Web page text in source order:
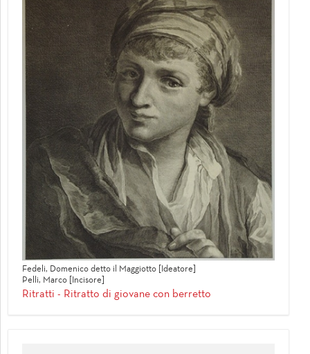
Fedeli, Domenico detto il Maggiotto [Ideatore]
Pelli, Marco [Incisore]
Ritratti - Ritratto di giovane con berretto